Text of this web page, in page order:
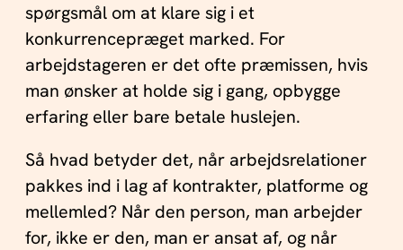
spørgsmål om at klare sig i et
konkurrencepræget marked. For
arbejdstageren er det ofte præmissen, hvis
man ønsker at holde sig i gang, opbygge
erfaring eller bare betale huslejen.
Så hvad betyder det, når arbejdsrelationer
pakkes ind i lag af kontrakter, platforme og
mellemled? Når den person, man arbejder
for, ikke er den, man er ansat af, og når